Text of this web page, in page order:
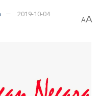
2019-10-04
AA